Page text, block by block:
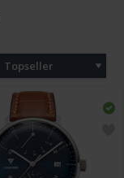
Topseller